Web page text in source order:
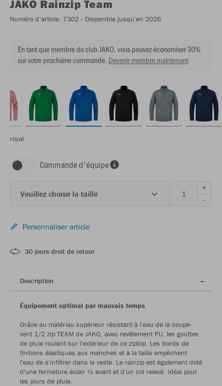
JAKO Rainzip Team
Numéro d’article: 7302 - Disponible jusqu'en 2026
En tant que membre du club JAKO, vous pouvez économiser 30%
sur votre prochaine commande. Devenir membre maintenant
royal
Commande d'équipe
Veuillez choisir la taille
+
-
Personnaliser article
30 jours droit de retour
Description
Équipement optimal par mauvais temps
Grâce au matériau supérieur résistant à l'eau de la coupe-
vent 1/2 zip TEAM de JAKO, avec revêtement PU, les gouttes
de pluie roulent sur l'extérieur de ce ziptop. Les bords de
finitions élastiques aux manches et à la taille empêchent
l'eau de s'infiltrer dans la veste. Le rainzip est également doté
d'une fermeture éclair ¼ avant et d'un col relevé. Idéal pour
les jours de pluie.